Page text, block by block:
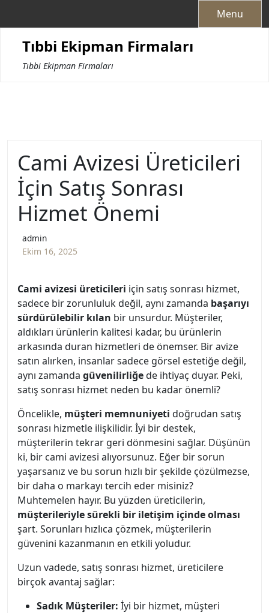
Menu
Tıbbi Ekipman Firmaları
Tıbbi Ekipman Firmaları
Cami Avizesi Üreticileri
İçin Satış Sonrası
Hizmet Önemi
admin
Ekim 16, 2025
Cami avizesi üreticileri için satış sonrası hizmet,
sadece bir zorunluluk değil, aynı zamanda başarıyı
sürdürülebilir kılan bir unsurdur. Müşteriler,
aldıkları ürünlerin kalitesi kadar, bu ürünlerin
arkasında duran hizmetleri de önemser. Bir avize
satın alırken, insanlar sadece görsel estetiğe değil,
aynı zamanda güvenilirliğede ihtiyaç duyar. Peki,
satış sonrası hizmet neden bu kadar önemli?
Öncelikle, müşteri memnuniyeti doğrudan satış
sonrası hizmetle ilişkilidir. İyi bir destek,
müşterilerin tekrar geri dönmesini sağlar. Düşünün
ki, bir cami avizesi alıyorsunuz. Eğer bir sorun
yaşarsanız ve bu sorun hızlı bir şekilde çözülmezse,
bir daha o markayı tercih eder misiniz?
Muhtemelen hayır. Bu yüzden üreticilerin,
müşterileriyle sürekli bir iletişim içinde olması
şart. Sorunları hızlıca çözmek, müşterilerin
güvenini kazanmanın en etkili yoludur.
Uzun vadede, satış sonrası hizmet, üreticilere
birçok avantaj sağlar:
Sadık Müşteriler: İyi bir hizmet, müşteri